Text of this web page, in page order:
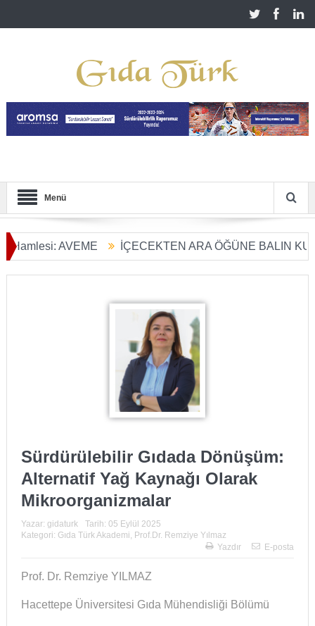
Menü
AVEME İÇECEKTEN ARA ÖĞÜNE BALIN
Başladı
Sürdürülebilir Gıdada Dönüşüm:
Alternatif Yağ Kaynağı Olarak
Mikroorganizmalar
Yazar: gidaturk Tarih: 05 Eylül 2025
Kategori: Gıda Türk Akademi, Prof.Dr. Remziye Yılmaz
Yazdır
E-posta
Prof. Dr. Remziye YILMAZ
Hacettepe Üniversitesi Gıda Mühendisliği Bölümü